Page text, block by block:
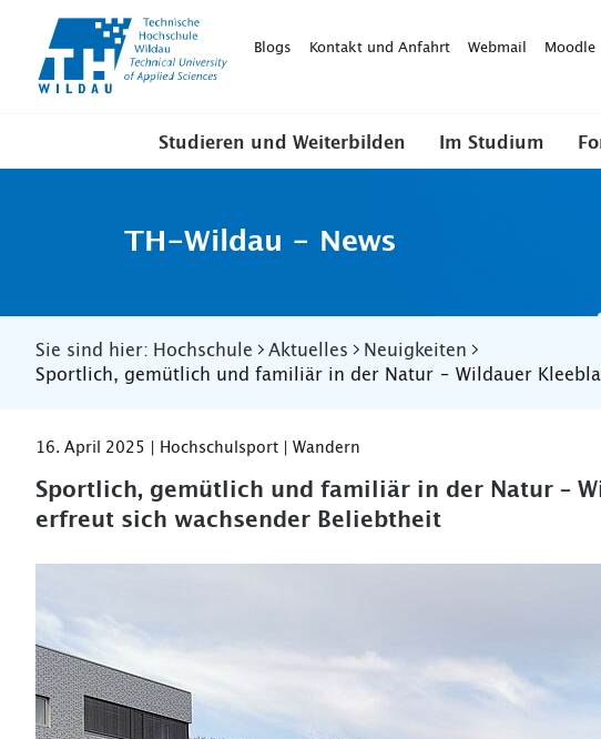
WildauBlogs Kontakt und Anfahrt Webmail Moodle
Studieren und Weiterbilden Im Studium
TH-Wildau - News
Sie sind hier: Hochschule Aktuelles
Neuigkeiten
Sportlich, gemütlich und familiär in der Natur – Wildauer
16. April 2025 | Hochschulsport | Wandern
Sportlich, gemütlich und familiär in der Natur –
erfreut sich wachsender Beliebtheit